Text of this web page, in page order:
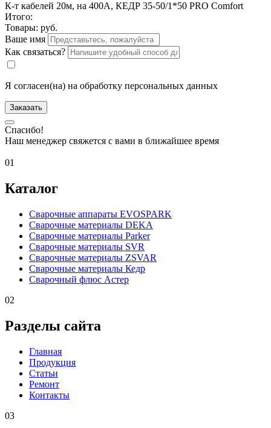
К-т кабелей 20м, на 400А, КЕДР 35-50/1*50 PRO Comfort
Итого:
Товары: руб.
Ваше имя
Как связаться?
Я согласен(на) на обработку персональных данных
Заказать
Спасибо!
Наш менеджер свяжется с вами в ближайшее время
01
Каталог
Сварочные аппараты EVOSPARK
Сварочные материалы DEKA
Сварочные материалы Parker
Сварочные материалы SVR
Сварочные материалы ZSVAR
Сварочные материалы Кедр
Сварочный флюс Астер
02
Разделы сайта
Главная
Продукция
Статьи
Ремонт
Контакты
03